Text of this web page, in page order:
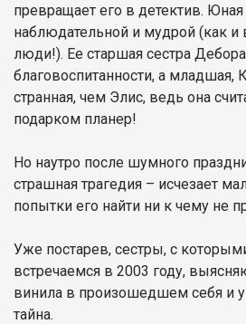
превращает его в детектив. Юная
наблюдательной и мудрой (как и
люди!). Ее старшая сестра
благовоспитанности, а
странная, чем Элис, ведь она
подарком планер!
Но наутро после шумного
страшная трагедия – исчезает
попытки его найти ни к чему не
Уже постарев, сестры, с
встречаемся в 2003 году,
винила в произошедшем себя и
тайна.